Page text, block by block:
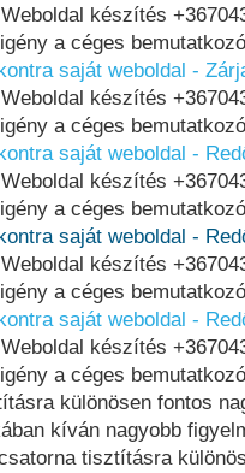
készítés
a céges
saját weboldal -
készítés
a céges
saját weboldal -
készítés
a céges
saját weboldal -
készítés
a céges
saját weboldal -
készítés
a céges
különösen fontos
kíván nagyobb
tisztításra